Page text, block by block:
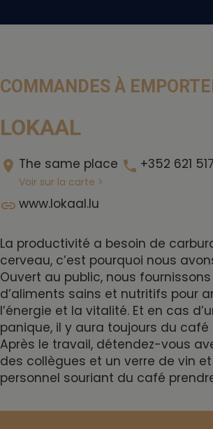
COMMANDES À
LOKAAL
location_on The same place
Voir sur la carte >
phone +352 621
link www.lokaal.lu
La productivité a besoin de
cerveau, c’est pourquoi nous
Ouvert au public, nous
d’aliments sains et nutritifs pour
l’énergie et la vitalité. Et en cas
panique, il y aura toujours du
Après le travail, détendez-vous
des collègues et un verre de vin
personnel souriant du café